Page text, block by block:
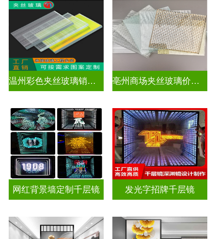
温州彩色夹丝玻璃销售处 亳州商场夹丝玻璃价钱是多少
网红背景墙定制千层镜 发光字招牌千层镜